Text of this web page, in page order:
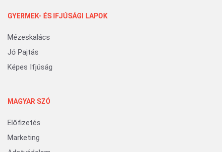
GYERMEK- ÉS IFJÚSÁGI LAPOK
Mézeskalács
Jó Pajtás
Képes Ifjúság
MAGYAR SZÓ
Előfizetés
Marketing